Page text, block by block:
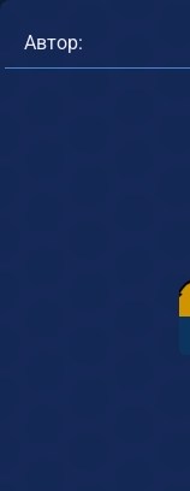
Автор: